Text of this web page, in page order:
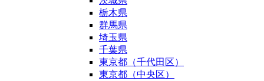
栃木県
群馬県
埼玉県
千葉県
東京都（千代田区）
東京都（中央区）